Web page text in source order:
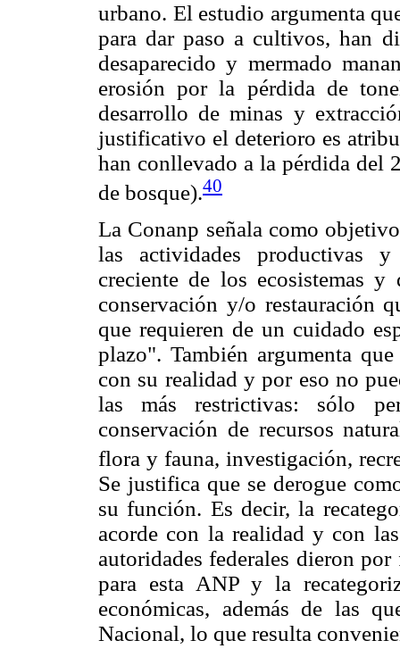
urbano. El estudio argumenta
para dar paso a cultivos, han
desaparecido y mermado
erosión por la pérdida de
desarrollo de minas y
justificativo el deterioro es
han conllevado a la pérdida del
de bosque).40
La Conanp señala como
las actividades productivas
creciente de los ecosistemas
conservación y/o restauración
que requieren de un cuidado
plazo". También argumenta
con su realidad y por eso no
las más restrictivas: sólo
conservación de recursos
flora y fauna, investigación,
Se justifica que se derogue
su función. Es decir, la
acorde con la realidad y con
autoridades federales dieron
para esta ANP y la
económicas, además de las
Nacional, lo que resulta